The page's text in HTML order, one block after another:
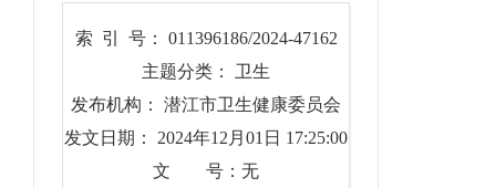
索 引 号： 011396186/2024-47162
主题分类： 卫生
发布机构： 潜江市卫生健康委员会
发文日期： 2024年12月01日 17:25:00
文 号：无